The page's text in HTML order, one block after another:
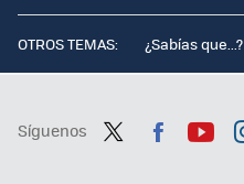
OTROS TEMAS: ¿Sabías que...?
Síguenos